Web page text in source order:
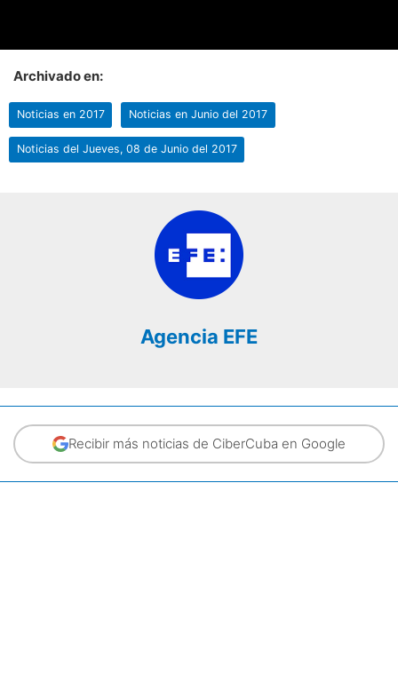
Archivado en:
Noticias en 2017 Noticias en Junio del 2017
Noticias del Jueves, 08 de Junio del 2017
Agencia EFE
Recibir más noticias de CiberCuba en Google